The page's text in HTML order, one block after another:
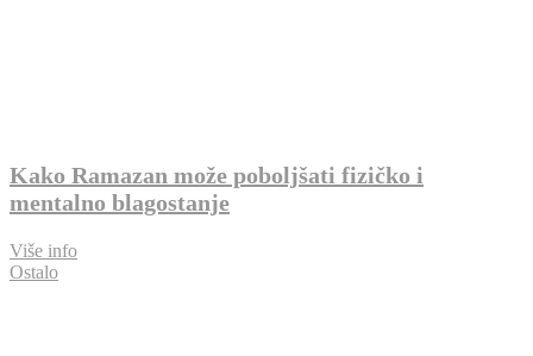
Kako Ramazan može poboljšati fizičko i
mentalno blagostanje
Više info
Ostalo